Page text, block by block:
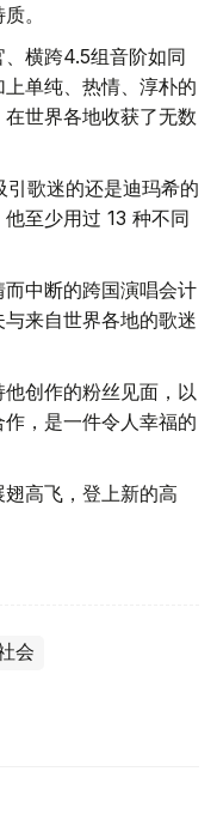
。
横跨4.5组音阶如同
单纯、热情、淳朴的
世界各地收获了无数
歌迷的还是迪玛希的
至少用过 13 种不同
中断的跨国演唱会计
来自世界各地的歌迷
创作的粉丝见面，以
，是一件令人幸福的
高飞，登上新的高
会